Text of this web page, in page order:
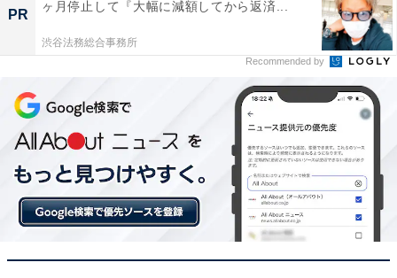
宿）、レンタカー、高速バスもお得に予約できます。ク
ーポンはどれも枚数限定なので、気になる人は早めにチ
ェックしてくださいね。
楽天トラベルで新春フェアを見る
PR
ヶ月停止して『大幅に減額してから返済...
渋谷法務総合事務所
Recommended by